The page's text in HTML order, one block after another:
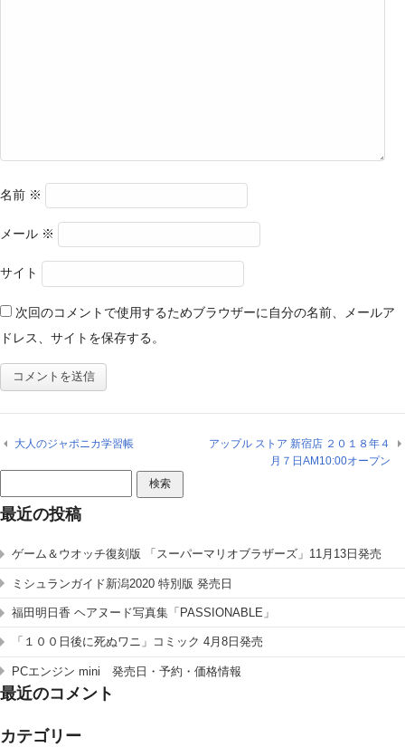
名前 ※
メール ※
サイト
次回のコメントで使用するためブラウザーに自分の名前、メールア
ドレス、サイトを保存する。
大人のジャポニカ学習帳
アップル ストア 新宿店 ２０１８年４
月７日AM10:00オープン
索:
最近の投稿
ゲーム＆ウオッチ復刻版 「スーパーマリオブラザーズ」11月13日発売
ミシュランガイド新潟2020 特別版 発売日
福田明日香 ヘアヌード写真集「PASSIONABLE」
「１００日後に死ぬワニ」コミック 4月8日発売
PCエンジン mini 発売日・予約・価格情報
最近のコメント
カテゴリー